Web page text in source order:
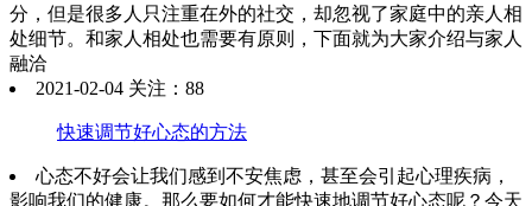
分，但是很多人只注重在外的社交，却忽视了家庭中的亲人相
处细节。和家人相处也需要有原则，下面就为大家介绍与家人
融洽
2021-02-04 关注：88
快速调节好心态的方法
心态不好会让我们感到不安焦虑，甚至会引起心理疾病，
影响我们的健康。那么要如何才能快速地调节好心态呢？今天